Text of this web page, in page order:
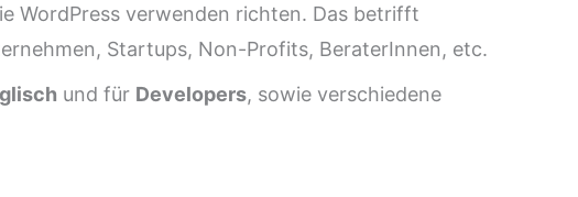
WordPress verwenden richten. Das betrifft
Startups, Non-Profits, BeraterInnen, etc.
und für Developers, sowie verschiedene